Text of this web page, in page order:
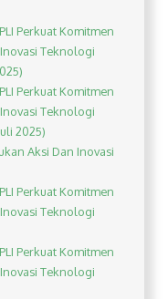
Perkuat Komitmen
Teknologi
Perkuat Komitmen
Teknologi
2025)
Aksi Dan Inovasi
Perkuat Komitmen
Teknologi
Perkuat Komitmen
Teknologi